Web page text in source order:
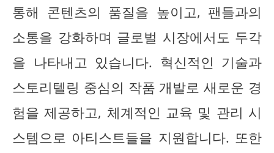
통해 콘텐츠의 품질을 높이고, 팬들과의
소통을 강화하며 글로벌 시장에서도 두각
을 나타내고 있습니다. 혁신적인 기술과
스토리텔링 중심의 작품 개발로 새로운 경
험을 제공하고, 체계적인 교육 및 관리 시
스템으로 아티스트들을 지원합니다. 또한